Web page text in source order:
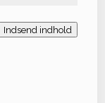
Indsend indhold